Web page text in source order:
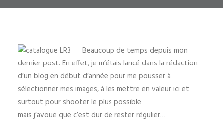
Beaucoup de temps depuis mon
dernier post. En effet, je m’étais lancé dans la rédaction
d’un blog en début d’année pour me pousser à
sélectionner mes images, à les mettre en valeur ici et
surtout pour shooter le plus possible
mais j’avoue que c’est dur de rester régulier…